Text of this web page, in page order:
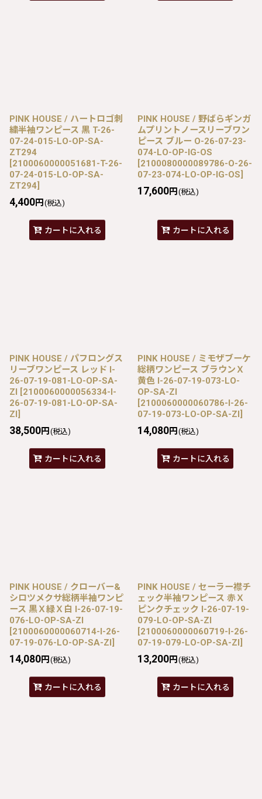
PINK HOUSE / ハートロゴ刺
繍半袖ワンピース 黒 T-26-
07-24-015-LO-OP-SA-
ZT294
[2100060000051681-T-26-
07-24-015-LO-OP-SA-
ZT294]
4,400円 (税込)
カートに入れる
PINK HOUSE / 野ばらギンガ
ムプリントノースリーブワン
ピース ブルー O-26-07-23-
074-LO-OP-IG-OS
[2100080000089786-O-26-
07-23-074-LO-OP-IG-OS]
17,600円 (税込)
カートに入れる
PINK HOUSE / パフロングス
リーブワンピース レッド I-
26-07-19-081-LO-OP-SA-
ZI [2100060000056334-I-
26-07-19-081-LO-OP-SA-
ZI]
38,500円 (税込)
カートに入れる
PINK HOUSE / ミモザブーケ
総柄ワンピース ブラウンＸ
黄色 I-26-07-19-073-LO-
OP-SA-ZI
[2100060000060786-I-26-
07-19-073-LO-OP-SA-ZI]
14,080円 (税込)
カートに入れる
PINK HOUSE / クローバー&
シロツメクサ総柄半袖ワンピ
ース 黒Ｘ緑Ｘ白 I-26-07-19-
076-LO-OP-SA-ZI
[2100060000060714-I-26-
07-19-076-LO-OP-SA-ZI]
14,080円 (税込)
カートに入れる
PINK HOUSE / セーラー襟チ
ェック半袖ワンピース 赤Ｘ
ピンクチェック I-26-07-19-
079-LO-OP-SA-ZI
[2100060000060719-I-26-
07-19-079-LO-OP-SA-ZI]
13,200円 (税込)
カートに入れる